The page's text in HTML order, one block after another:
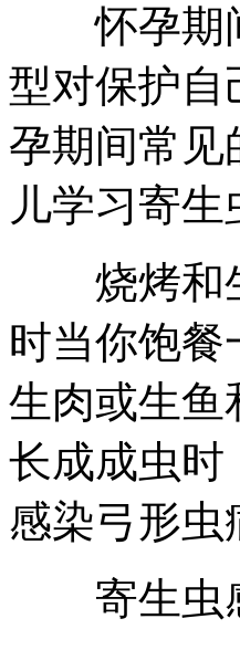
怀孕期间
型对保护自
孕期间常见
儿学习寄生
烧烤和生
时当你饱
生肉或生鱼
长成成虫时
感染弓形虫
寄生虫